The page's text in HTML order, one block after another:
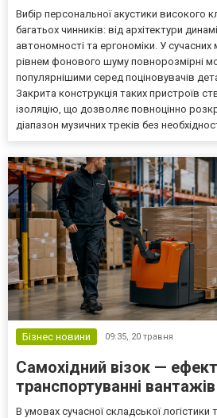
Вибір персональної акустики високого
багатьох чинників: від архітектури
автономності та ергономіки. У
рівнем фонового шуму повнорозмірні
популярнішими серед поціновувачів
Закрита конструкція таких пристроїв
ізоляцію, що дозволяє повноцінно
діапазон музичних треків без
Бізнес новини 09:35, 20 травня
Самохідний візок —
транспортуванні вантажів
В умовах сучасної складської логістики